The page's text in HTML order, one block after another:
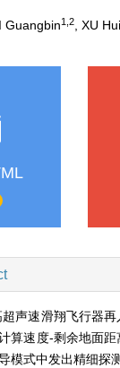
Guangbin1,2 , XU Hui
超声速滑翔飞行器
算速度-剩余地面
模式中发出精细探